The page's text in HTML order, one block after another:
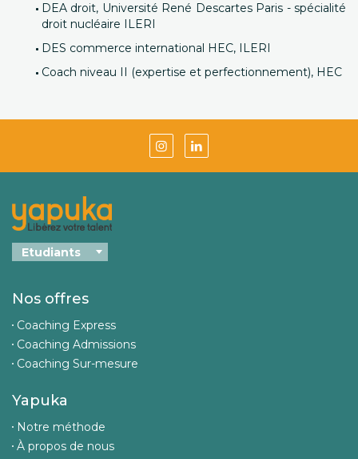
DEA droit, Université René Descartes Paris - spécialité
droit nucléaire ILERI
DES commerce international HEC, ILERI
Coach niveau II (expertise et perfectionnement), HEC
Nos offres
Coaching Express
Coaching Admissions
Coaching Sur-mesure
Yapuka
Notre méthode
À propos de nous